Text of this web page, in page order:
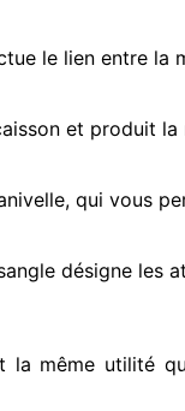
le lien entre la
et produit
qui vous
désigne les
la même utilité